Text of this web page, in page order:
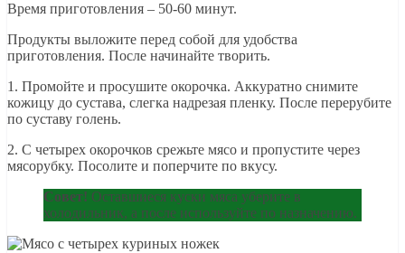
Время приготовления – 50-60 минут.
Продукты выложите перед собой для удобства
приготовления. После начинайте творить.
1. Промойте и просушите окорочка. Аккуратно снимите
кожицу до сустава, слегка надрезая пленку. После перерубите
по суставу голень.
2. С четырех окорочков срежьте мясо и пропустите через
мясорубку. Посолите и поперчите по вкусу.
Совет! Оставшиеся куски мяса уберите в
холодильник, а после используйте по назначению.